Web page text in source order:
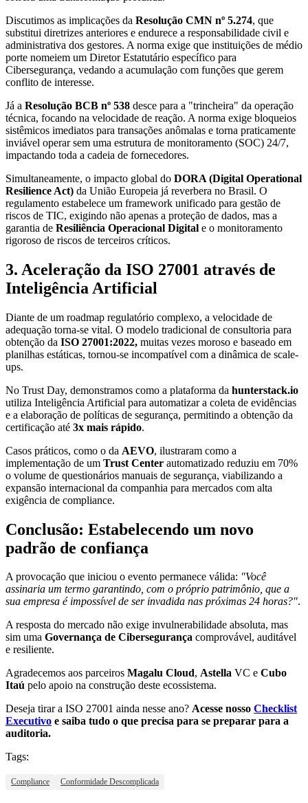
Discutimos as implicações da Resolução CMN nº 5.274, que
substitui diretrizes anteriores e endurece a responsabilidade civil e
administrativa dos gestores. A norma exige que instituições de médio
porte nomeiem um Diretor Estatutário específico para
Cibersegurança, vedando a acumulação com funções que gerem
conflito de interesse.
Já a Resolução BCB nº 538 desce para a "trincheira" da operação
técnica, focando na velocidade de reação. A norma exige bloqueios
sistêmicos imediatos para transações anômalas e torna praticamente
inviável operar sem uma estrutura de monitoramento (SOC) 24/7,
impactando toda a cadeia de fornecedores.
Simultaneamente, o impacto global do DORA (Digital Operational
Resilience Act) da União Europeia já reverbera no Brasil. O
regulamento estabelece um framework unificado para gestão de
riscos de TIC, exigindo não apenas a proteção de dados, mas a
garantia de Resiliência Operacional Digital e o monitoramento
rigoroso de riscos de terceiros críticos.
3. Aceleração da ISO 27001 através de
Inteligência Artificial
Diante de um roadmap regulatório complexo, a velocidade de
adequação torna-se vital. O modelo tradicional de consultoria para
obtenção da ISO 27001:2022, muitas vezes moroso e baseado em
planilhas estáticas, tornou-se incompatível com a dinâmica de scale-
ups.
No Trust Day, demonstramos como a plataforma da hunterstack.io
utiliza Inteligência Artificial para automatizar a coleta de evidências
e a elaboração de políticas de segurança, permitindo a obtenção da
certificação até 3x mais rápido.
Casos práticos, como o da AEVO, ilustraram como a
implementação de um Trust Center automatizado reduziu em 70%
o volume de questionários manuais de segurança, viabilizando a
expansão internacional da companhia para mercados com alta
exigência de compliance.
Conclusão: Estabelecendo um novo
padrão de confiança
A provocação que iniciou o evento permanece válida: "Você
assinaria um termo garantindo, com o próprio patrimônio, que a
sua empresa é impossível de ser invadida nas próximas 24 horas?".
A resposta do mercado não exige invulnerabilidade absoluta, mas
sim uma Governança de Cibersegurança comprovável, auditável
e resiliente.
Agradecemos aos parceiros Magalu Cloud, Astella VC e Cubo
Itaú pelo apoio na construção deste ecossistema.
Deseja tirar a ISO 27001 ainda nesse ano? Acesse nosso Checklist
Executivo e saiba tudo o que precisa para se preparar para a
auditoria.
Tags:
Compliance Conformidade Descomplicada